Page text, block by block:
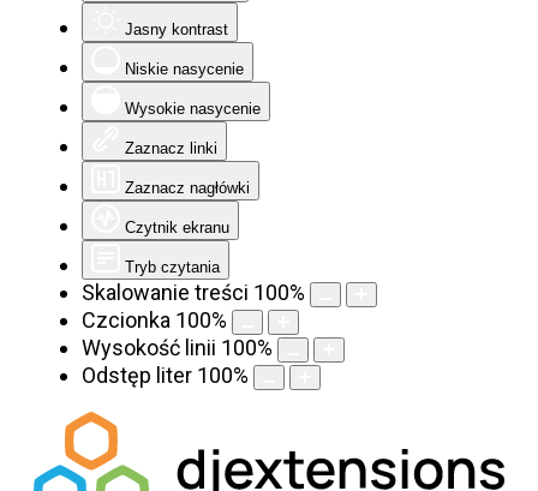
Jasny kontrast
Niskie nasycenie
Wysokie nasycenie
Zaznacz linki
Zaznacz nagłówki
Czytnik ekranu
Tryb czytania
Skalowanie treści 100%
Czcionka 100%
Wysokość linii 100%
Odstęp liter 100%